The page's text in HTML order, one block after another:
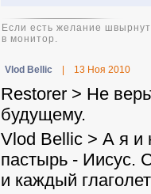
Если есть желание
в монитор.
Vlod Bellic 13 Ноя 2010
Restorer > Не
будущему.
Vlod Bellic > А я и
пастырь - Иисус.
и каждый